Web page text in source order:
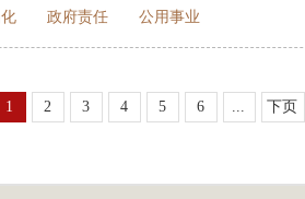
政府责任 公用事业
1 2 3 4 5 6 ... 下页